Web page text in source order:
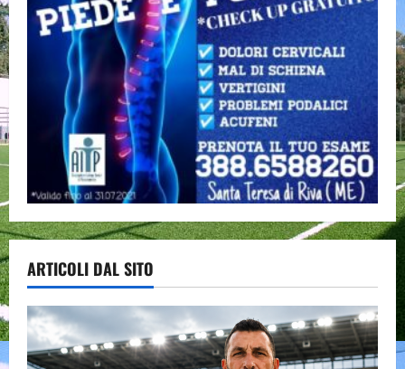
ARTICOLI DAL SITO